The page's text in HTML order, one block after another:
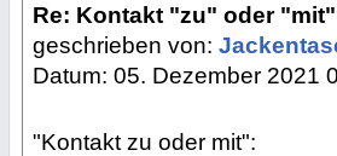
Re: Kontakt "zu" oder
geschrieben von:
Datum: 05. Dezember 2021
"Kontakt zu oder mit":